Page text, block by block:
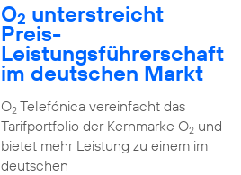
O2 unterstreicht
Preis-
Leistungsführerschaft
im deutschen Markt
O2Telefónica vereinfacht das
Tarifportfolio der Kernmarke O2und
bietet mehr Leistung zu einem im
deutschen